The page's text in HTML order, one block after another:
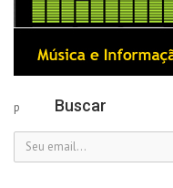
p Buscar